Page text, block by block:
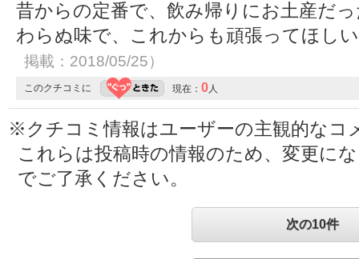
昔からの定番で、飲み帰りにお土産だ
わらぬ味で、これからも頑張ってほし
掲載：2018/05/25）
このクチコミに 現在： 0人
※クチコミ情報はユーザーの主観的なコ
これらは投稿時の情報のため、変更に
でご了承ください。
次の10件